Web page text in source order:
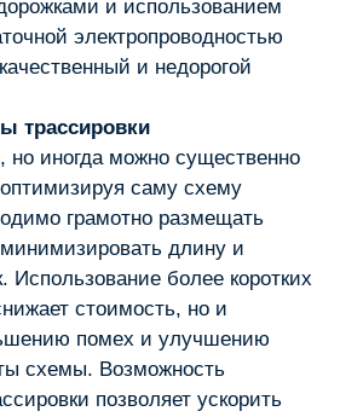
и использованием
электропроводностью
и недорогой
трассировки
но иногда можно существенно
саму схему
грамотно размещать
длину и
Использование более коротких
стоимость, но и
помех и улучшению
схемы. Возможность
позволяет ускорить